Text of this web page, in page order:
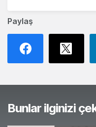
Paylaş
Bunlar ilginizi